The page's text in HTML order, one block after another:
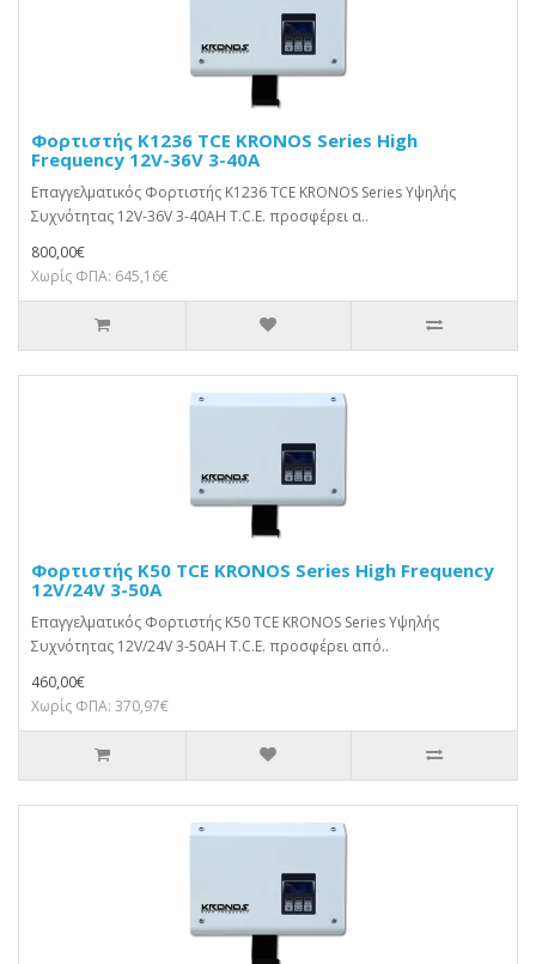
Φορτιστής K1236 TCE KRONOS Series High
Frequency 12V-36V 3-40A
Επαγγελματικός Φορτιστής K1236 TCE KRONOS Series Υψηλής
Συχνότητας 12V-36V 3-40AΗ T.C.E. προσφέρει α..
800,00€
Χωρίς ΦΠΑ: 645,16€
Φορτιστής K50 TCE KRONOS Series High Frequency
12V/24V 3-50A
Επαγγελματικός Φορτιστής K50 TCE KRONOS Series Υψηλής
Συχνότητας 12V/24V 3-50AΗ T.C.E. προσφέρει από..
460,00€
Χωρίς ΦΠΑ: 370,97€